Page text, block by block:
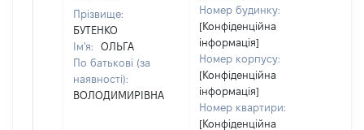
Прізвище:
БУТЕНКО
Ім'я:
ОЛЬГА
По батькові (за
наявності):
ВОЛОДИМИРІВНА
Номер будинку:
[Конфіденційна
інформація]
Номер корпусу:
[Конфіденційна
інформація]
Номер квартири:
[Конфіденційна